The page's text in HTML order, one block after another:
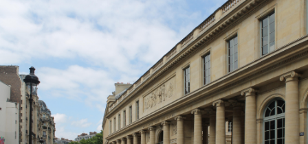
Nächstgelegene Yugo : Paris Bagnolet (je nach
Campus)